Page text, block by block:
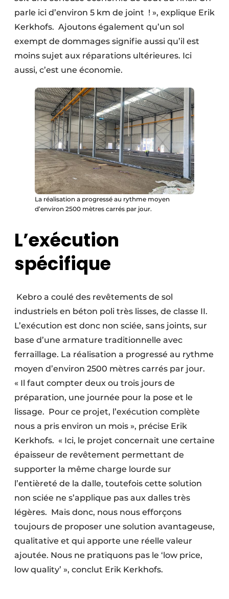
parle ici d’environ 5 km de joint ! », explique Erik
Kerkhofs. Ajoutons également qu’un sol
exempt de dommages signifie aussi qu’il est
moins sujet aux réparations ultérieures. Ici
aussi, c’est une économie.
La réalisation a progressé au rythme moyen
d’environ 2500 mètres carrés par jour.
L’exécution
spécifique
Kebro a coulé des revêtements de sol
industriels en béton poli très lisses, de classe II.
L’exécution est donc non sciée, sans joints, sur
base d’une armature traditionnelle avec
ferraillage. La réalisation a progressé au rythme
moyen d’environ 2500 mètres carrés par jour.
« Il faut compter deux ou trois jours de
préparation, une journée pour la pose et le
lissage. Pour ce projet, l’exécution complète
nous a pris environ un mois », précise Erik
Kerkhofs. « Ici, le projet concernait une certaine
épaisseur de revêtement permettant de
supporter la même charge lourde sur
l’entièreté de la dalle, toutefois cette solution
non sciée ne s’applique pas aux dalles très
légères. Mais donc, nous nous efforçons
toujours de proposer une solution avantageuse,
qualitative et qui apporte une réelle valeur
ajoutée. Nous ne pratiquons pas le ‘low price,
low quality’ », conclut Erik Kerkhofs.